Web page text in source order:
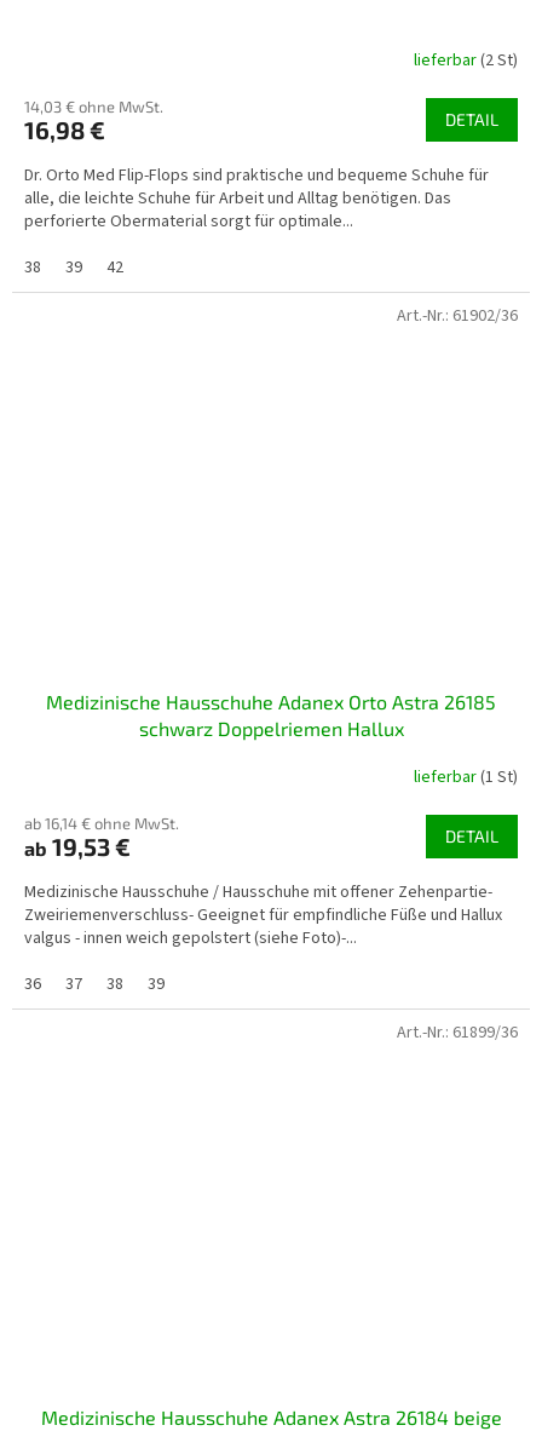
lieferbar(2 St)
14,03 € ohne MwSt.
16,98 € DETAIL
Dr. Orto Med Flip-Flops sind praktische und bequeme Schuhe für
alle, die leichte Schuhe für Arbeit und Alltag benötigen. Das
perforierte Obermaterial sorgt für optimale...
38
39 42
Medizinische Hausschuhe Adanex Orto Astra 26185
schwarz Doppelriemen Hallux
lieferbar(1 St)
ab 16,14 € ohne MwSt.
ab 19,53 € DETAIL
Medizinische Hausschuhe / Hausschuhe mit offener Zehenpartie-
Zweiriemenverschluss- Geeignet für empfindliche Füße und Hallux
valgus - innen weich gepolstert (siehe Foto)-...
36
37 38 39
Art.-Nr.: 61902/36
Medizinische Hausschuhe Adanex Astra 26184 beige
Art.-Nr.: 61899/36